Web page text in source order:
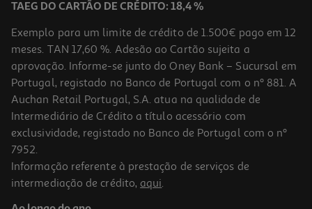
Receptor Dvb-T2 Qilive 600176645 Full Hd Q.1404
TAEG DO CARTÃO DE CRÉDITO: 18,4 %
Exemplo para um limite de crédito de 1.500€ pago em 12
meses. TAN 17,60 %. Adesão ao Cartão sujeita a
aprovação. Informe-se junto do Oney Bank – Sucursal em
Portugal, registado no Banco de Portugal com o nº 881. A
Auchan Retail Portugal, S.A. atua na qualidade de
Intermediário de Crédito a título acessório com
exclusividade, registado no Banco de Portugal com o nº
7952.
Informação referente à prestação de serviços de
intermediação de crédito, aqui.